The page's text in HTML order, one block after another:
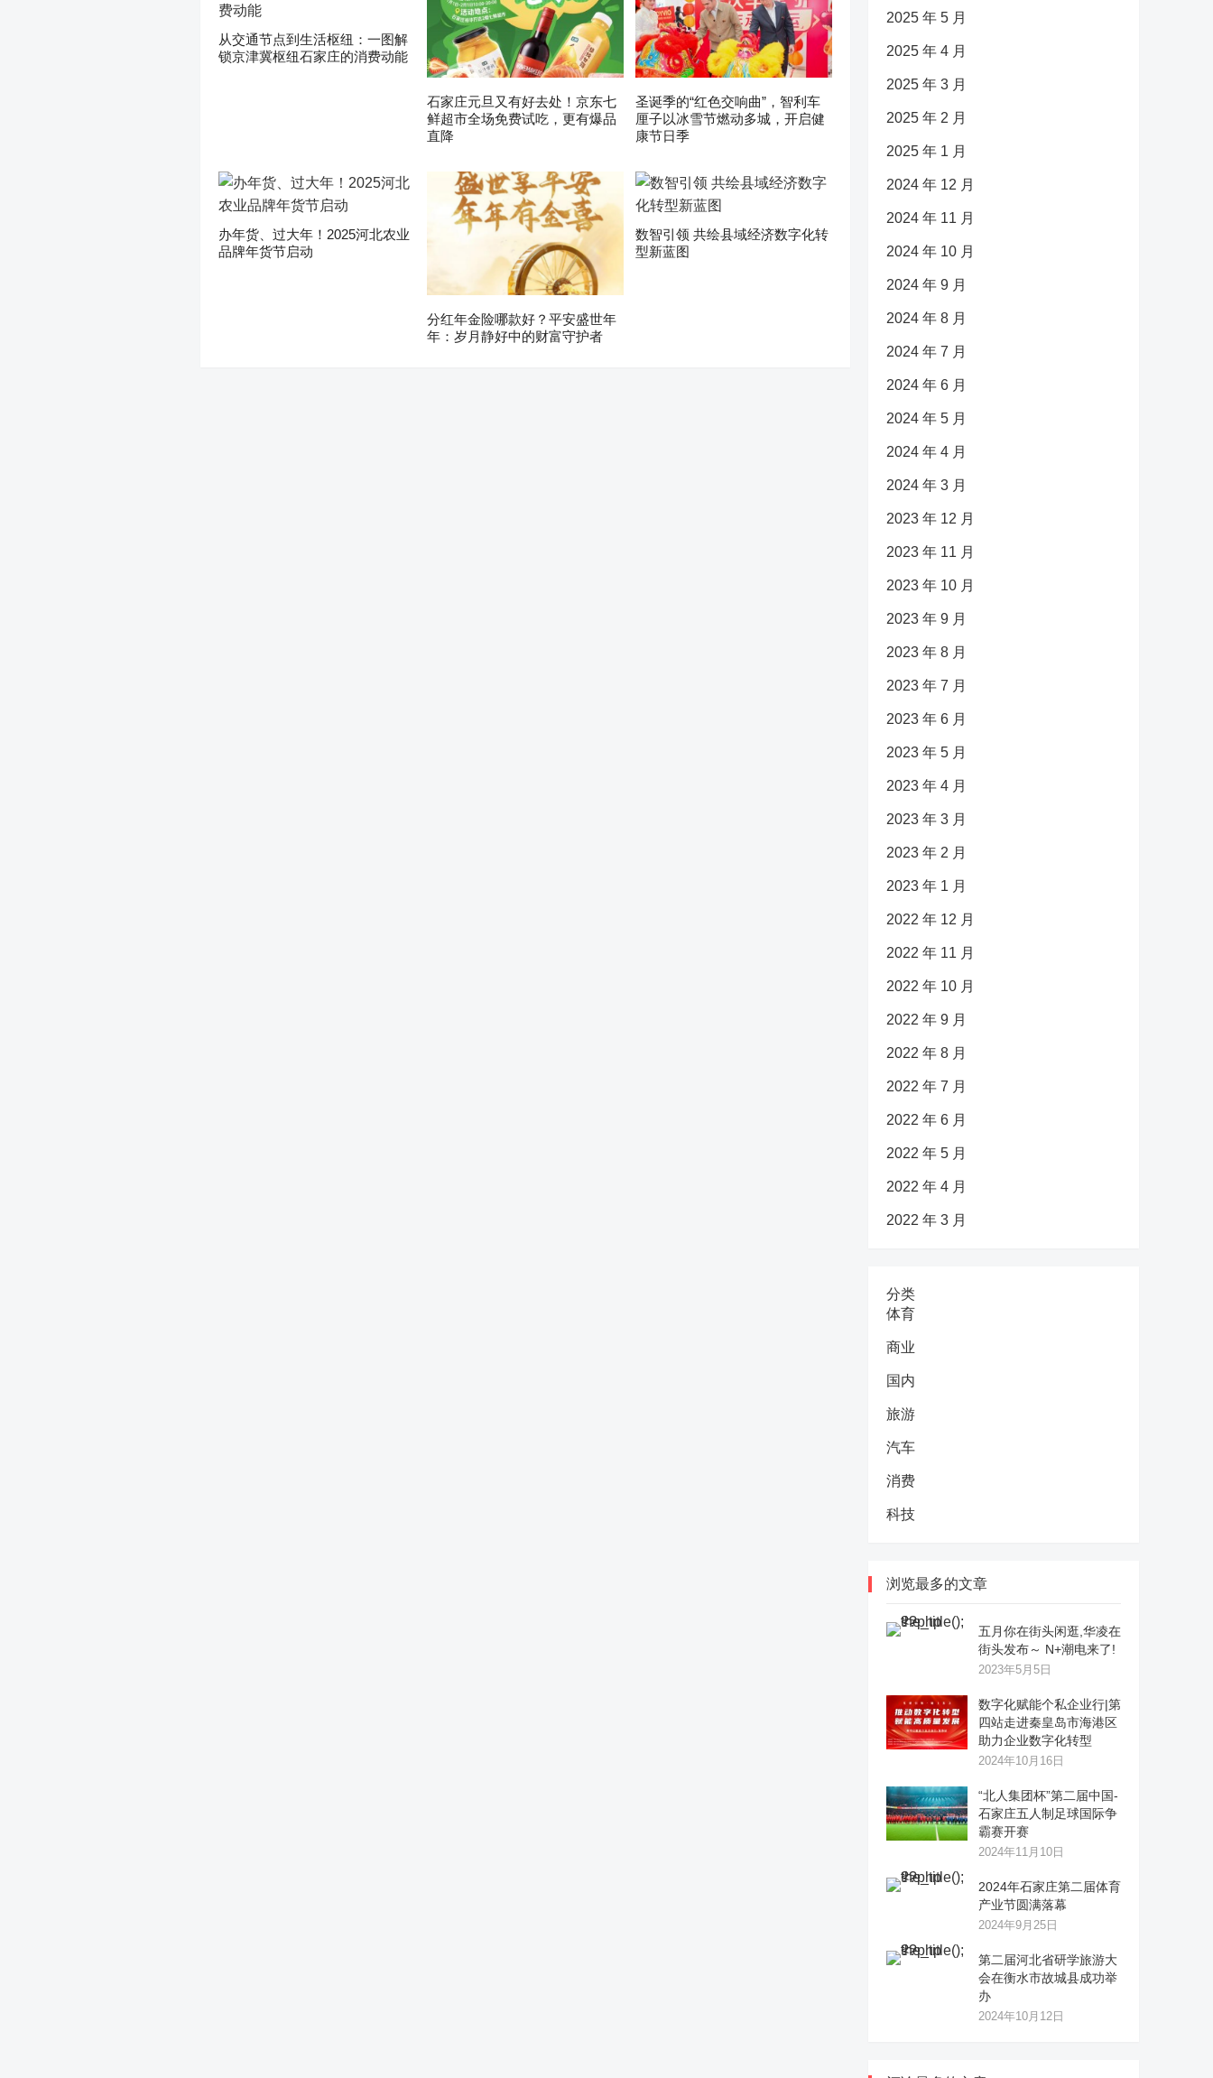
从交通节点到生活枢纽：一图解
锁京津冀枢纽石家庄的消费动能
石家庄元旦又有好去处！京东七
鲜超市全场免费试吃，更有爆品
直降
圣诞季的“红色交响曲”，智利车
厘子以冰雪节燃动多城，开启健
康节日季
办年货、过大年！2025河北农业
品牌年货节启动
分红年金险哪款好？平安盛世年
年：岁月静好中的财富守护者
数智引领 共绘县域经济数字化转
型新蓝图
2025 年 5 月
2025 年 4 月
2025 年 3 月
2025 年 2 月
2025 年 1 月
2024 年 12 月
2024 年 11 月
2024 年 10 月
2024 年 9 月
2024 年 8 月
2024 年 7 月
2024 年 6 月
2024 年 5 月
2024 年 4 月
2024 年 3 月
2023 年 12 月
2023 年 11 月
2023 年 10 月
2023 年 9 月
2023 年 8 月
2023 年 7 月
2023 年 6 月
2023 年 5 月
2023 年 4 月
2023 年 3 月
2023 年 2 月
2023 年 1 月
2022 年 12 月
2022 年 11 月
2022 年 10 月
2022 年 9 月
2022 年 8 月
2022 年 7 月
2022 年 6 月
2022 年 5 月
2022 年 4 月
2022 年 3 月
分类
体育
商业
国内
旅游
汽车
消费
科技
浏览最多的文章
五月你在街头闲逛,华凌在
街头发布～ N+潮电来了!
2023年5月5日
数字化赋能个私企业行|第
四站走进秦皇岛市海港区
助力企业数字化转型
2024年10月16日
“北人集团杯”第二届中国-
石家庄五人制足球国际争
霸赛开赛
2024年11月10日
2024年石家庄第二届体育
产业节圆满落幕
2024年9月25日
第二届河北省研学旅游大
会在衡水市故城县成功举
办
2024年10月12日